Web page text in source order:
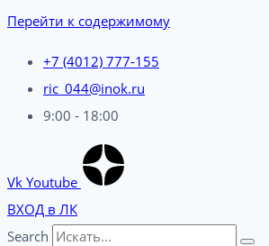
Перейти к содержимому
+7 (4012) 777-155
ric_044@inok.ru
9:00 - 18:00
Vk Youtube
ВХОД в ЛК
Search